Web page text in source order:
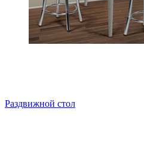
Раздвижной стол